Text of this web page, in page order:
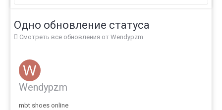
Одно обновление статуса
Смотреть все обновления от Wendypzm
Wendypzm
mbt shoes online